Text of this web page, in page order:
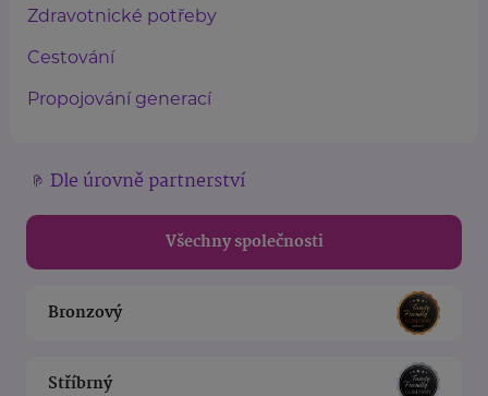
Zdravotnické potřeby
Cestování
Propojování generací
Dle úrovně partnerství
Všechny společnosti
Bronzový
Stříbrný